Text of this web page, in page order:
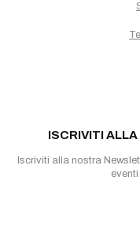
ISCRIVITI
Iscriviti alla nostra